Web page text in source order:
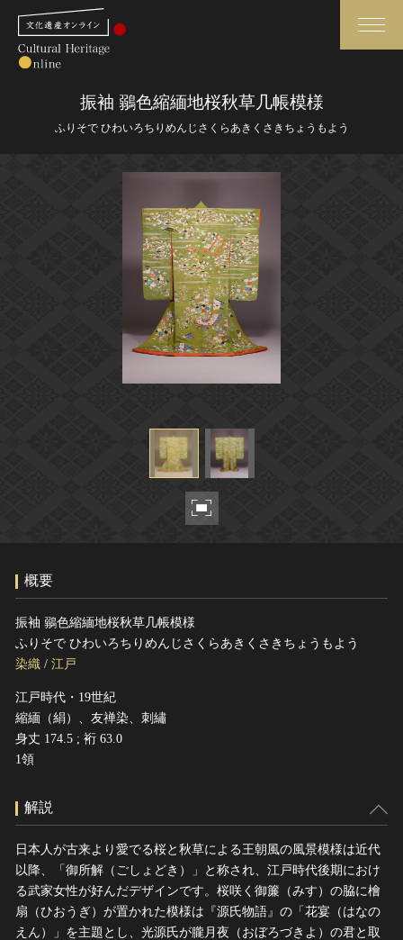
さらに詳細検索
世界遺産と無形文化遺産
全国の美術館・博物館
媒体資料・関連記事等
博物館、美術館の皆さまへ
文化庁よりご挨拶
今月のみどころ
お知らせ一覧
このサイトについて
関連サイトリンク
サイトマップ
サイトのご意見はこちら
文化遺産データベース
国指定文化財等データベース
振袖 鶸色縮緬地桜秋草几帳模様
ふりそで ひわいろちりめんじさくらあきくさきちょうもよう
概要
振袖 鶸色縮緬地桜秋草几帳模様
ふりそで ひわいろちりめんじさくらあきくさきちょうもよう
染織 / 江戸
江戸時代・19世紀
縮緬（絹）、友禅染、刺繡
身丈 174.5 ; 裄 63.0
1領
解説
日本人が古来より愛でる桜と秋草による王朝風の風景模様は近代
以降、「御所解（ごしょどき）」と称され、江戸時代後期におけ
る武家女性が好んだデザインです。桜咲く御簾（みす）の脇に檜
扇（ひおうぎ）が置かれた模様は『源氏物語』の「花宴（はなの
えん）」を主題とし、光源氏が朧月夜（おぼろづきよ）の君と取